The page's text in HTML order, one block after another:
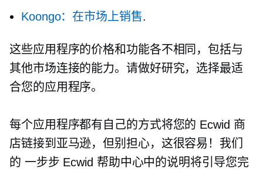
Koongo：在市场上销售.
这些应用程序的价格和功能各不相同，包括与
其他市场连接的能力。请做好研究，选择最适
合您的应用程序。
每个应用程序都有自己的方式将您的 Ecwid 商
店链接到亚马逊，但别担心，这很容易！我们
的 一步步 Ecwid 帮助中心中的说明将引导您完